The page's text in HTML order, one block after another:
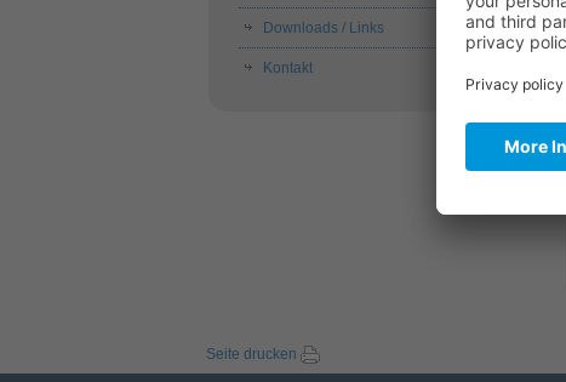
Downloads / Links
Kontakt
Seite drucken